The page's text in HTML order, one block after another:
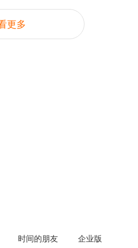
更多
时间的朋友 企业版